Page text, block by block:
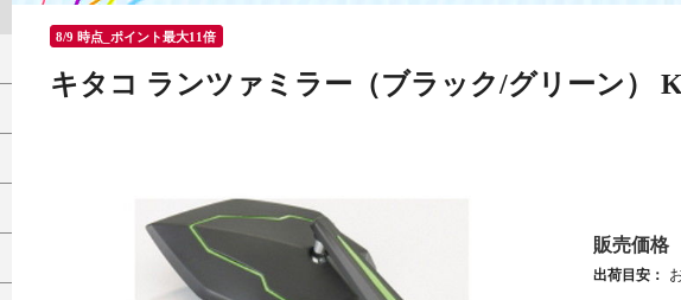
8/9 時点_ポイント最大11倍
キタコ ランツァミラー（ブラック/グリーン）
販売価格
出荷目安：